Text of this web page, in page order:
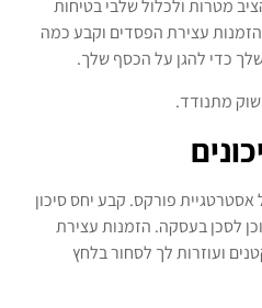
מטרות ולכלול שלבי בטיחות
עצירת הפסדים וקבע כמה
כדי להגן על הכסף שלך.
מתנודד.
אסטרטגיית פורקס. קבע יחס סיכון
לסכן בעסקה. הזמנות עצירת
ועוזרות לך לסחור בלחץ